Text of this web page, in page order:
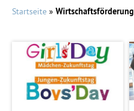
Startseite » Wirtschaftsförderung